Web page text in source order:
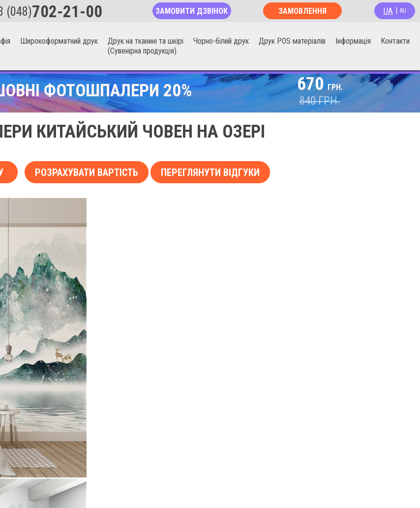
(048)702-21-00 ЗАМОВИТИ ДЗВІНОК
ЗАМОВЛЕННЯ
UA RU
Широкоформатний друк
Друк на тканині та шкірі
(Сувенірна продукція)
Чорно-білий друк Друк POS матеріалів Інформація Контакти
ФОТОШПАЛЕРИ 20% 670ГРН.
840ГРН.
КИТАЙСЬКИЙ ЧОВЕН НА ОЗЕРІ
РОЗРАХУВАТИ ВАРТІСТЬ ПЕРЕГЛЯНУТИ ВІДГУКИ